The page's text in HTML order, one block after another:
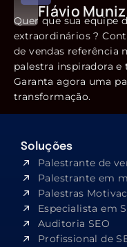
Flávio Muniz
Quer que sua equipe
extraordinários ?
de vendas referência
palestra inspiradora
Garanta agora uma
transformação.
Soluções
Palestrante de
Palestrante em
Palestras
Especialista em
Auditoria SEO
Profissional de